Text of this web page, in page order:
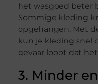
het wasgoed beter
Sommige kleding
opgehangen. Met
kun je kleding snel
gevaar loopt dat
3. Minder